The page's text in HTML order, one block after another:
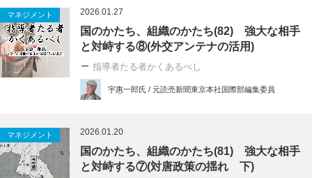
マネジメント 2026.01.27
国のかたち、組織のかたち(82) 強大な相手
と対峙する⑧(外交アンテナの活用)
指導者たる者かくあるべし
宇惠一郎氏 / 元読売新聞東京本社国際部編集委員
マネジメント 2026.01.20
国のかたち、組織のかたち(81) 強大な相手
と対峙する⑦(対唐政策の揺れ 下)